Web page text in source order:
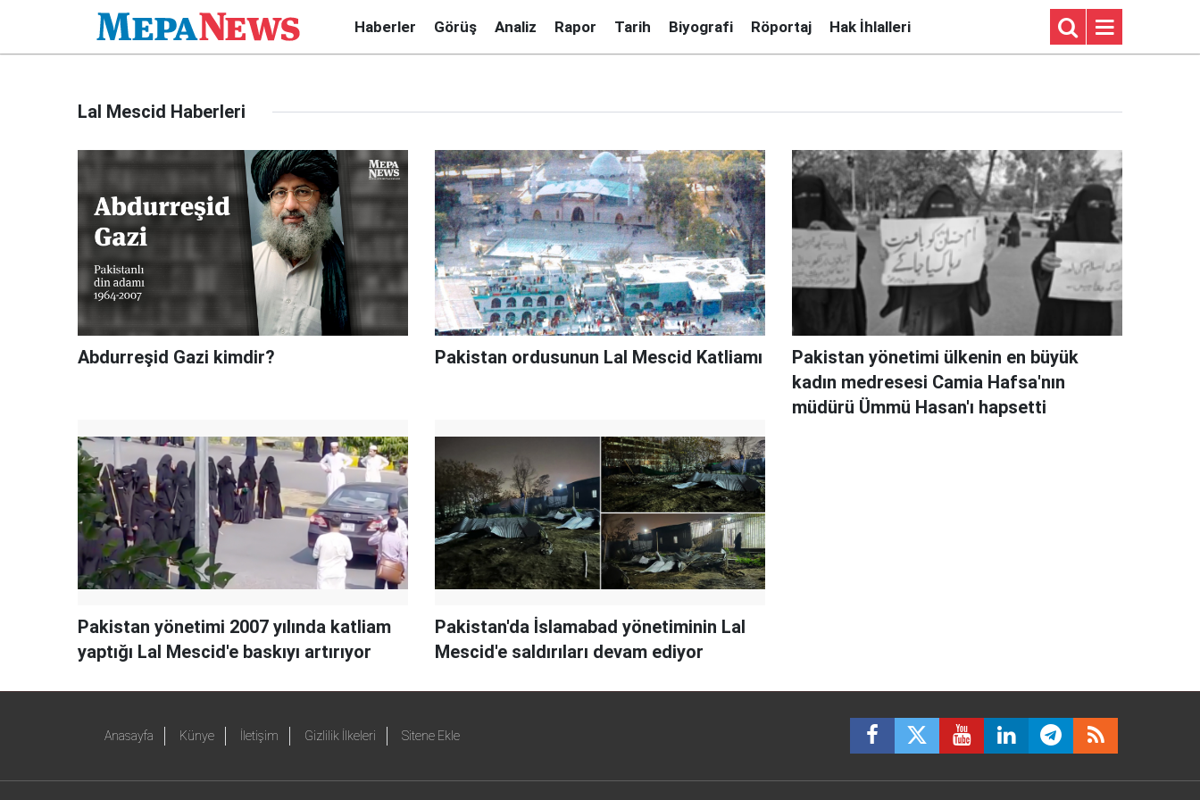
Haberler Görüş Analiz Rapor Tarih Biyografi Röportaj Hak İhlalleri
Lal Mescid Haberleri
Abdurreşid Gazi kimdir? Pakistan ordusunun Lal Mescid Katliamı
Pakistan yönetimi ülkenin en büyük
kadın medresesi Camia Hafsa'nın
müdürü Ümmü Hasan'ı hapsetti
Pakistan yönetimi 2007 yılında katliam
yaptığı Lal Mescid'e baskıyı artırıyor
Pakistan'da İslamabad yönetiminin Lal
Mescid'e saldırıları devam ediyor
Anasayfa Künye İletişim Gizlilik İlkeleri Sitene Ekle